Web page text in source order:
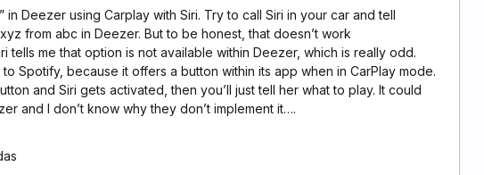
in Deezer using Carplay with Siri. Try to call Siri in your car and tell
from abc in Deezer. But to be honest, that doesn’t work
tells me that option is not available within Deezer, which is really odd.
Spotify, because it offers a button within its app when in CarPlay mode.
and Siri gets activated, then you’ll just tell her what to play. It could
and I don’t know why they don’t implement it….